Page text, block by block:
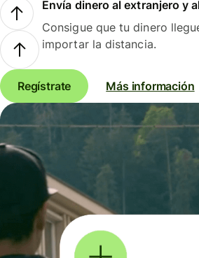
Envía dinero al extranjero y
Consigue que tu dinero
importar la distancia.
Regístrate Más información